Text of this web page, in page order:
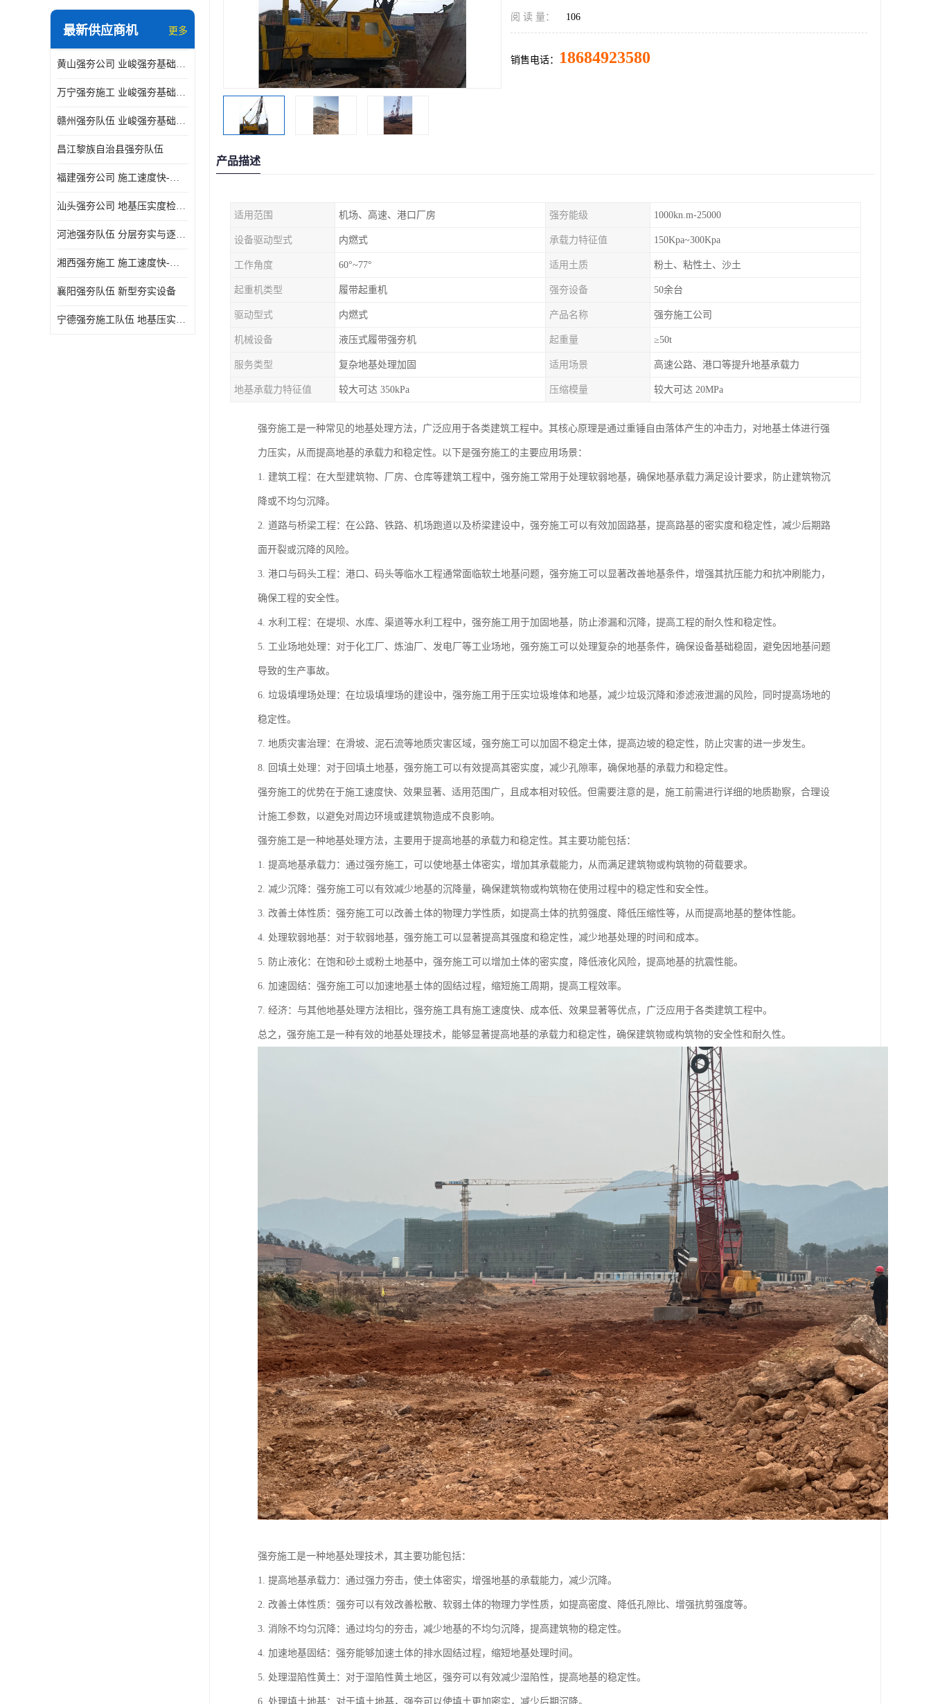
最新供应商机 更多
黄山强夯公司 业峻强夯基础工程
万宁强夯施工 业峻强夯基础工程
赣州强夯队伍 业峻强夯基础工程
昌江黎族自治县强夯队伍
福建强夯公司 施工速度快-施耐用性强
汕头强夯公司 地基压实度检测方法与标准
河池强夯队伍 分层夯实与逐层检测技术
湘西强夯施工 施工速度快-施耐用性强
襄阳强夯队伍 新型夯实设备
宁德强夯施工队伍 地基压实度检测方法与标准
阅 读 量： 106
销售电话： 18684923580
产品描述
适用范围 机场、高速、港口厂房 强夯能级 1000kn.m-25000
设备驱动型式 内燃式 承载力特征值 150Kpa~300Kpa
工作角度 60°~77° 适用土质 粉土、粘性土、沙土
起重机类型 履带起重机 强夯设备 50余台
驱动型式 内燃式 产品名称 强夯施工公司
机械设备 液压式履带强夯机 起重量 ≥50t
服务类型 复杂地基处理加固 适用场景 高速公路、港口等提升地基承载力
地基承载力特征值 较大可达 350kPa 压缩模量 较大可达 20MPa
强夯施工是一种常见的地基处理方法，广泛应用于各类建筑工程中。其核心原理是通过重锤自由落体产生的冲击力，对地基土体进行强
力压实，从而提高地基的承载力和稳定性。以下是强夯施工的主要应用场景：
1. 建筑工程：在大型建筑物、厂房、仓库等建筑工程中，强夯施工常用于处理软弱地基，确保地基承载力满足设计要求，防止建筑物沉
降或不均匀沉降。
2. 道路与桥梁工程：在公路、铁路、机场跑道以及桥梁建设中，强夯施工可以有效加固路基，提高路基的密实度和稳定性，减少后期路
面开裂或沉降的风险。
3. 港口与码头工程：港口、码头等临水工程通常面临软土地基问题，强夯施工可以显著改善地基条件，增强其抗压能力和抗冲刷能力，
确保工程的安全性。
4. 水利工程：在堤坝、水库、渠道等水利工程中，强夯施工用于加固地基，防止渗漏和沉降，提高工程的耐久性和稳定性。
5. 工业场地处理：对于化工厂、炼油厂、发电厂等工业场地，强夯施工可以处理复杂的地基条件，确保设备基础稳固，避免因地基问题
导致的生产事故。
6. 垃圾填埋场处理：在垃圾填埋场的建设中，强夯施工用于压实垃圾堆体和地基，减少垃圾沉降和渗滤液泄漏的风险，同时提高场地的
稳定性。
7. 地质灾害治理：在滑坡、泥石流等地质灾害区域，强夯施工可以加固不稳定土体，提高边坡的稳定性，防止灾害的进一步发生。
8. 回填土处理：对于回填土地基，强夯施工可以有效提高其密实度，减少孔隙率，确保地基的承载力和稳定性。
强夯施工的优势在于施工速度快、效果显著、适用范围广，且成本相对较低。但需要注意的是，施工前需进行详细的地质勘察，合理设
计施工参数，以避免对周边环境或建筑物造成不良影响。
强夯施工是一种地基处理方法，主要用于提高地基的承载力和稳定性。其主要功能包括：
1. 提高地基承载力：通过强夯施工，可以使地基土体密实，增加其承载能力，从而满足建筑物或构筑物的荷载要求。
2. 减少沉降：强夯施工可以有效减少地基的沉降量，确保建筑物或构筑物在使用过程中的稳定性和安全性。
3. 改善土体性质：强夯施工可以改善土体的物理力学性质，如提高土体的抗剪强度、降低压缩性等，从而提高地基的整体性能。
4. 处理软弱地基：对于软弱地基，强夯施工可以显著提高其强度和稳定性，减少地基处理的时间和成本。
5. 防止液化：在饱和砂土或粉土地基中，强夯施工可以增加土体的密实度，降低液化风险，提高地基的抗震性能。
6. 加速固结：强夯施工可以加速地基土体的固结过程，缩短施工周期，提高工程效率。
7. 经济：与其他地基处理方法相比，强夯施工具有施工速度快、成本低、效果显著等优点，广泛应用于各类建筑工程中。
总之，强夯施工是一种有效的地基处理技术，能够显著提高地基的承载力和稳定性，确保建筑物或构筑物的安全性和耐久性。
强夯施工是一种地基处理技术，其主要功能包括：
1. 提高地基承载力：通过强力夯击，使土体密实，增强地基的承载能力，减少沉降。
2. 改善土体性质：强夯可以有效改善松散、软弱土体的物理力学性质，如提高密度、降低孔隙比、增强抗剪强度等。
3. 消除不均匀沉降：通过均匀的夯击，减少地基的不均匀沉降，提高建筑物的稳定性。
4. 加速地基固结：强夯能够加速土体的排水固结过程，缩短地基处理时间。
5. 处理湿陷性黄土：对于湿陷性黄土地区，强夯可以有效减少湿陷性，提高地基的稳定性。
6. 处理填土地基：对于填土地基，强夯可以使填土更加密实，减少后期沉降。